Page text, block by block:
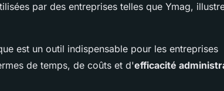
par des entreprises telles que Ymag,
est un outil indispensable pour les entreprises
de temps, de coûts et d'efficacité